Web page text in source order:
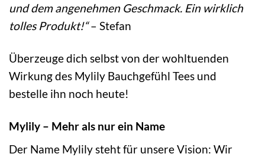
und dem angenehmen Geschmack. Ein wirklich
tolles Produkt!“– Stefan
Überzeuge dich selbst von der wohltuenden
Wirkung des Mylily Bauchgefühl Tees und
bestelle ihn noch heute!
Mylily – Mehr als nur ein Name
Der Name Mylily steht für unsere Vision: Wir